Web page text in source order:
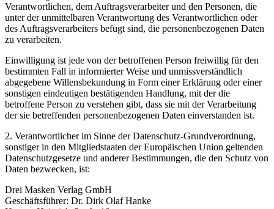
Verantwortlichen, dem Auftragsverarbeiter und den Personen, die
unter der unmittelbaren Verantwortung des Verantwortlichen oder
des Auftragsverarbeiters befugt sind, die personenbezogenen Daten
zu verarbeiten.
Einwilligung ist jede von der betroffenen Person freiwillig für den
bestimmten Fall in informierter Weise und unmissverständlich
abgegebene Willensbekundung in Form einer Erklärung oder einer
sonstigen eindeutigen bestätigenden Handlung, mit der die
betroffene Person zu verstehen gibt, dass sie mit der Verarbeitung
der sie betreffenden personenbezogenen Daten einverstanden ist.
2. Verantwortlicher im Sinne der Datenschutz-Grundverordnung,
sonstiger in den Mitgliedstaaten der Europäischen Union geltenden
Datenschutzgesetze und anderer Bestimmungen, die den Schutz von
Daten bezwecken, ist:
Drei Masken Verlag GmbH
Geschäftsführer: Dr. Dirk Olaf Hanke